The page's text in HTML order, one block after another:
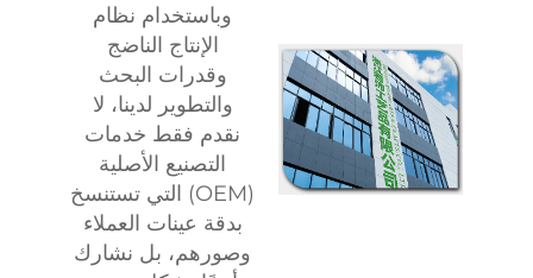
وباستخدام نظام
الإنتاج الناضج
وقدرات البحث
والتطوير لدينا، لا
نقدم فقط خدمات
التصنيع الأصلية
(OEM) التي تستنسخ
بدقة عينات العملاء
وصورهم، بل نشارك